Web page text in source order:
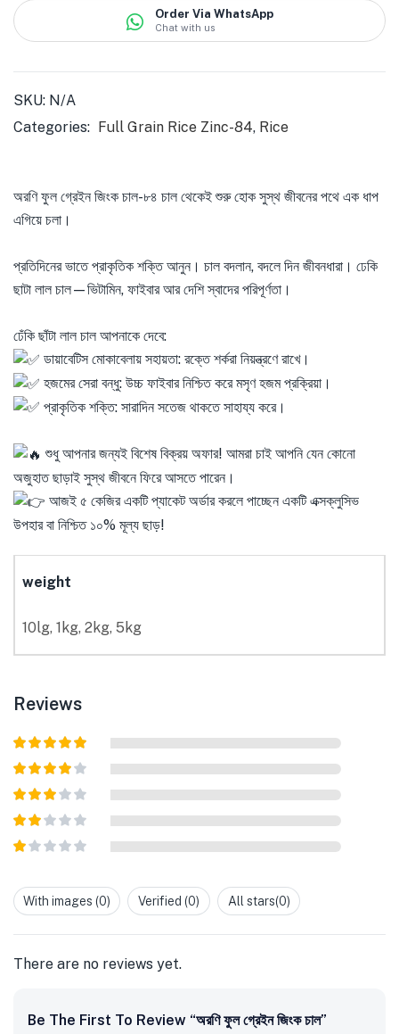
Order Via WhatsApp
Chat with us
SKU: N/A
Categories: Full Grain Rice Zinc-84, Rice
অরণি ফুল গ্রেইন জিংক চাল-৮৪ চাল থেকেই শুরু হোক সুস্থ জীবনের পথে এক ধাপ
এগিয়ে চলা।
প্রতিদিনের ভাতে প্রাকৃতিক শক্তি আনুন। চাল বদলান, বদলে দিন জীবনধারা। ঢেকি
ছাটা লাল চাল—ভিটামিন, ফাইবার আর দেশি স্বাদের পরিপূর্ণতা।
ঢেঁকি ছাঁটা লাল চাল আপনাকে দেবে:
ডায়াবেটিস মোকাবেলায় সহায়তা: রক্তে শর্করা নিয়ন্ত্রণে রাখে।
হজমের সেরা বন্ধু: উচ্চ ফাইবার নিশ্চিত করে মসৃণ হজম প্রক্রিয়া।
প্রাকৃতিক শক্তি: সারাদিন সতেজ থাকতে সাহায্য করে।
শুধু আপনার জন্যই বিশেষ বিক্রয় অফার! আমরা চাই আপনি যেন কোনো
অজুহাত ছাড়াই সুস্থ জীবনে ফিরে আসতে পারেন।
আজই ৫ কেজির একটি প্যাকেট অর্ডার করলে পাচ্ছেন একটি এক্সক্লুসিভ
উপহার বা নিশ্চিত ১০% মূল্য ছাড়!
weight
10lg, 1kg, 2kg, 5kg
Reviews
Rated5out
of 5
Rated 4
out of 5
Rated3
out of
5
Rated
2out
out
ofWith images (0) Verified (0) All stars(0)
There are no reviews yet.
Be The First To Review “অরণি ফুল গ্রেইন জিংক চাল”